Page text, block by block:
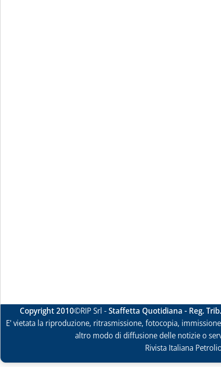
Copyright 2010©RIP Srl -Staffetta Quotidiana - Reg.
E' vietata la riproduzione, ritrasmissione, fotocopia,
altro modo di diffusione delle notizie o
Rivista Italiana